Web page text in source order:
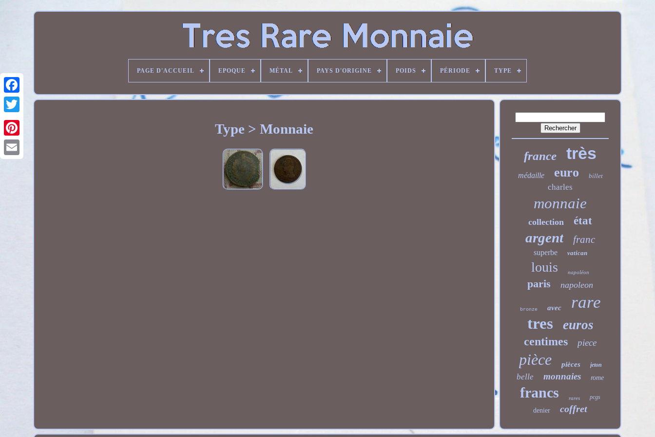
PAGE D'ACCUEIL EPOQUE MÉTAL PAYS D'ORIGINE POIDS PÉRIODE TYPE
Type > Monnaie
france très
médaille euro billet
charles
monnaie
collection état
argent franc
superbe vatican
louis napoléon
paris napoleon
bronze avec rare
tres euros
centimes piece
pièce pièces jeton
belle monnaies rome
francs rares pcgs
denier coffret